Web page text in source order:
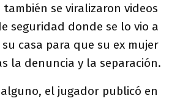
se viralizaron videos
seguridad donde se lo vio a
casa para que su ex mujer
la denuncia y la separación.
el jugador publicó en